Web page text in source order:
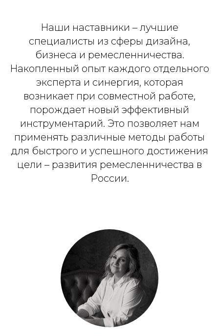
Наши наставники – лучшие
специалисты из сферы дизайна,
бизнеса и ремесленничества.
Накопленный опыт каждого отдельного
эксперта и синергия, которая
возникает при совместной работе,
порождает новый эффективный
инструментарий. Это позволяет нам
применять различные методы работы
для быстрого и успешного достижения
цели – развития ремесленничества в
России.